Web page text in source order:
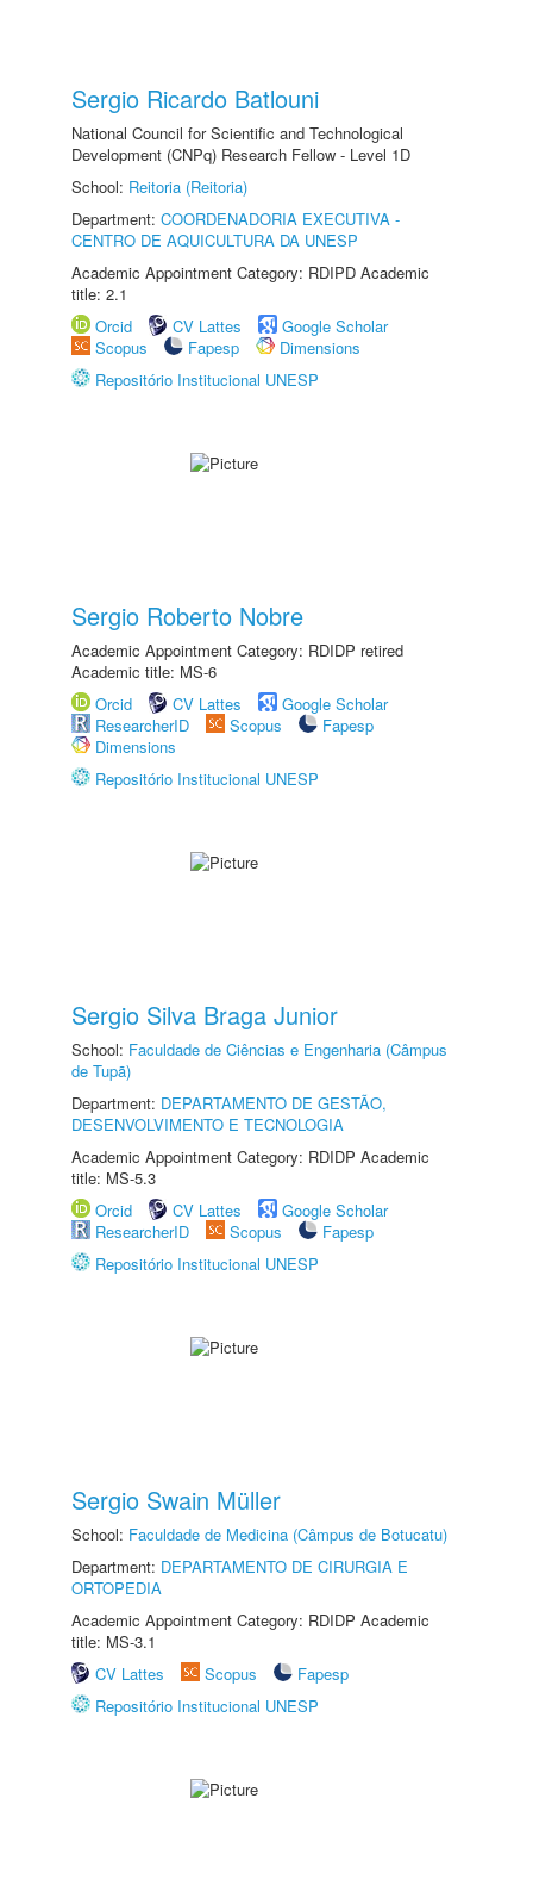
Sergio Ricardo Batlouni
National Council for Scientific and Technological
Development (CNPq) Research Fellow - Level 1D
School: Reitoria (Reitoria)
Department: COORDENADORIA EXECUTIVA -
CENTRO DE AQUICULTURA DA UNESP
Academic Appointment Category: RDIPD Academic
title: 2.1
Orcid
CV Lattes
Google Scholar
Scopus
Fapesp
Dimensions
Repositório Institucional UNESP
Sergio Roberto Nobre
Academic Appointment Category: RDIDP retired
Academic title: MS-6
Orcid
CV Lattes
Google Scholar
ResearcherID
Scopus
Fapesp
Dimensions
Repositório Institucional UNESP
Sergio Silva Braga Junior
School: Faculdade de Ciências e Engenharia (Câmpus
de Tupã)
Department: DEPARTAMENTO DE GESTÃO,
DESENVOLVIMENTO E TECNOLOGIA
Academic Appointment Category: RDIDP Academic
title: MS-5.3
Orcid
CV Lattes
Google Scholar
ResearcherID
Scopus
Fapesp
Repositório Institucional UNESP
Sergio Swain Müller
School: Faculdade de Medicina (Câmpus de Botucatu)
Department: DEPARTAMENTO DE CIRURGIA E
ORTOPEDIA
Academic Appointment Category: RDIDP Academic
title: MS-3.1
CV Lattes
Scopus
Fapesp
Repositório Institucional UNESP